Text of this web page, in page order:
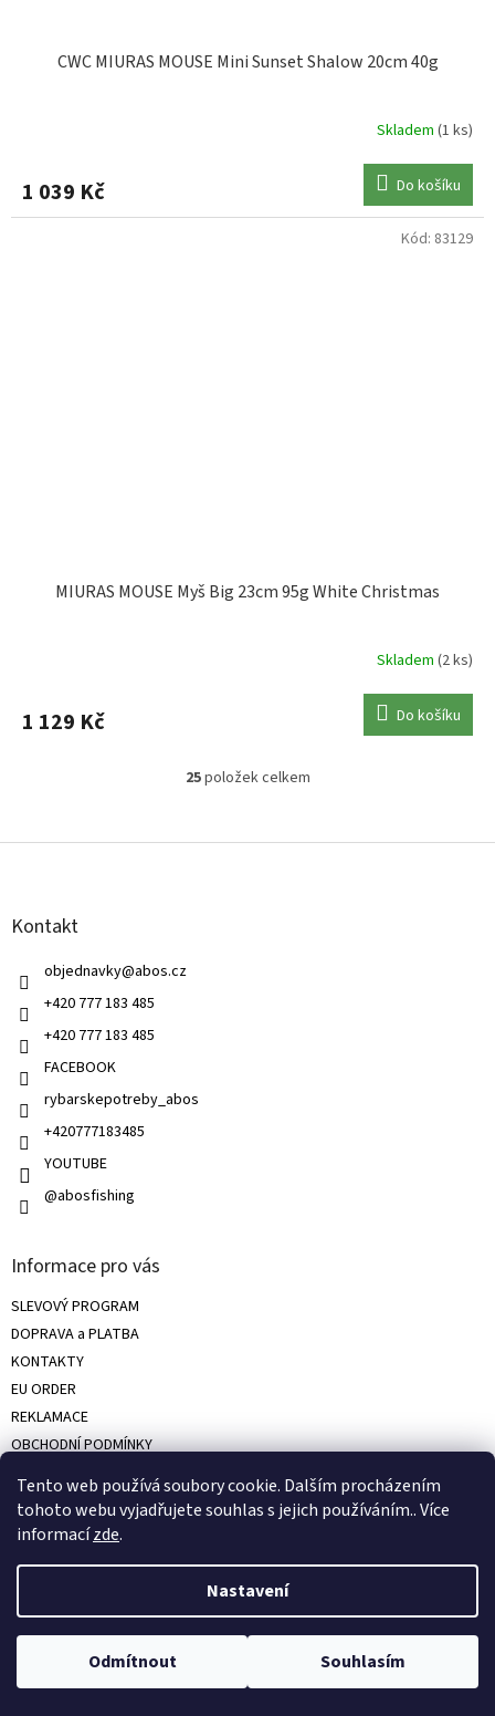
Tento web používá soubory cookie. Dalším procházením
tohoto webu vyjadřujete souhlas s jejich používáním.. Více
informacízde.
Nastavení
Odmítnout Souhlasím
CWC MIURAS MOUSE Mini Sunset Shalow 20cm 40g
Skladem (1 ks)
1 039 Kč Do košíku
MIURAS MOUSE Myš Big 23cm 95g White Christmas
Skladem (2 ks)
1 129 Kč Do košíku
Kód: 83129
O
á
25položek celkem
Kontakt
objednavky@abos.cz
+420 777 183 485
+420 777 183 485
FACEBOOK
rybarskepotreby_abos
+420777183485
YOUTUBE
@abosfishing
Informace pro vás
SLEVOVÝ PROGRAM
DOPRAVA a PLATBA
KONTAKTY
EU ORDER
REKLAMACE
OBCHODNÍ PODMÍNKY
TIPY A TRIKY
ODSTOUPENÍ OD KUPNÍ SMLOUVY
Instagram